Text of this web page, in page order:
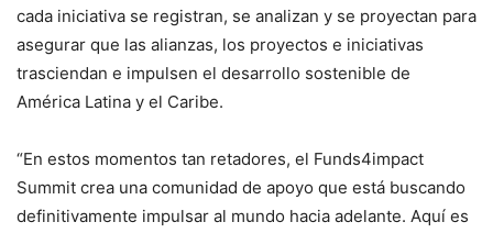
cada iniciativa se registran, se analizan y se proyectan para
asegurar que las alianzas, los proyectos e iniciativas
trasciendan e impulsen el desarrollo sostenible de
América Latina y el Caribe.
“En estos momentos tan retadores, el Funds4impact
Summit crea una comunidad de apoyo que está buscando
definitivamente impulsar al mundo hacia adelante. Aquí es